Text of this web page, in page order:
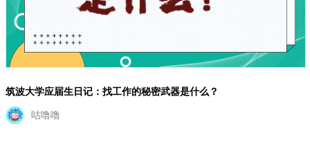
筑波大学应届生日记：找工作的秘密武器是什么？
咕噜噜